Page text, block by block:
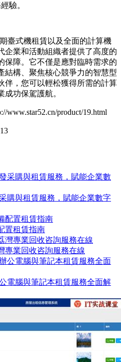
驗。
臺式機租賃以及全面的計算機
企業和活動組織者提供了高度的
保障。它不僅是應對臨時需求的
結構、聚焦核心競爭力的智慧型
伴，您可以輕松獲得所需的計算
功保駕護航。
product/19.html
購與租賃服務，賦能企業數字
置租賃指南
專業回收咨詢服務在線
電腦與筆記本租賃服務全面解